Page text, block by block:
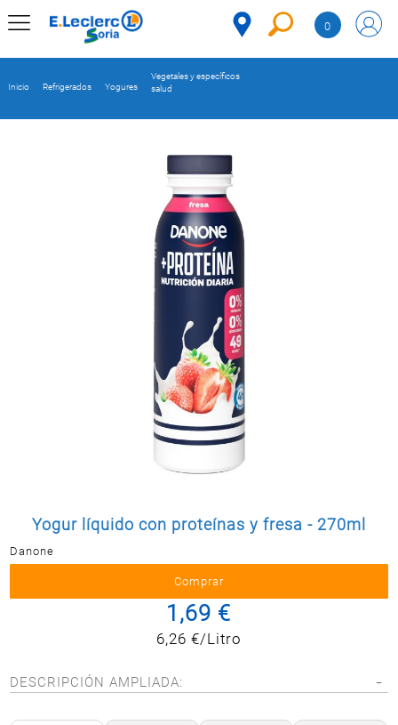
Postal
0
Y HOGAR
BAZAR
Inicio Refrigerados Yogures
Vegetales y específicos
salud
Yogur líquido con proteínas y fresa - 270ml
Danone
1,69 €
6,26 €/Litro
DESCRIPCIÓN AMPLIADA: